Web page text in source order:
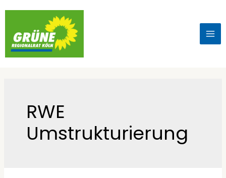
RWE
Umstrukturierung